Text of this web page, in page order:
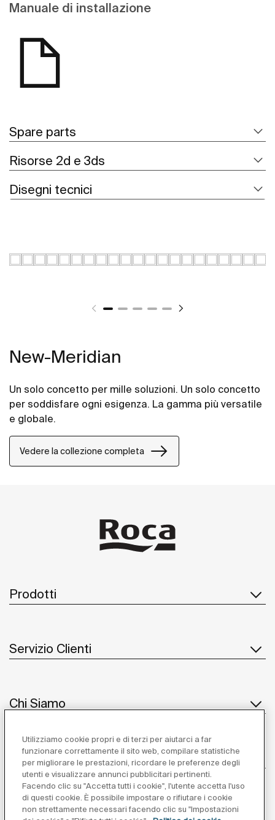
Manuale di installazione
Spare parts
Risorse 2d e 3ds
Disegni tecnici
New-Meridian
Un solo concetto per mille soluzioni. Un solo concetto
per soddisfare ogni esigenza. La gamma più versatile
e globale.
Vedere la collezione completa
Prodotti
Servizio Clienti
Chi Siamo
Ispirazione
Seguiteci
Utilizziamo cookie propri e di terzi per aiutarci a far
funzionare correttamente il sito web, compilare statistiche
per migliorare le prestazioni, ricordare le preferenze degli
utenti e visualizzare annunci pubblicitari pertinenti.
Facendo clic su "Accetta tutti i cookie", l'utente accetta l'uso
di questi cookie. È possibile impostare o rifiutare i cookie
non strettamente necessari facendo clic su "Impostazioni